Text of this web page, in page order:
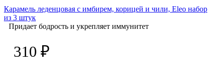
Карамель леденцовая с имбирем, корицей и чили, Eleo набор
из 3 штук
Придает бодрость и укрепляет иммунитет
310 ₽